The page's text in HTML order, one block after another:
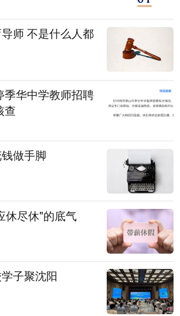
师 不是什么人都
季华中学教师招聘
查
做手脚
休尽休"的底气
子聚沈阳